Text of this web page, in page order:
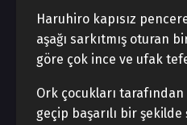
Haruhiro kapısız
aşağı sarkıtmış oturan
göre çok ince ve ufak
Ork çocukları
geçip başarılı bir